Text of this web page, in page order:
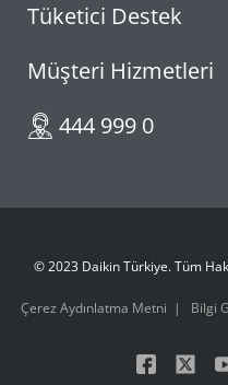
Tüketici Destek
Müşteri Hizmetleri
444 999 0
© 2023 Daikin Türkiye. Tüm
Çerez Aydınlatma Metni Bilgi